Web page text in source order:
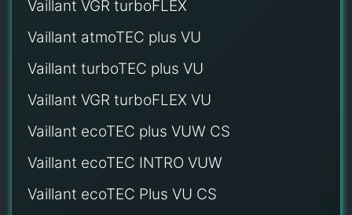
Vaillant VGR turboFLEX
Vaillant atmoTEC plus VU
Vaillant turboTEC plus VU
Vaillant VGR turboFLEX VU
Vaillant ecoTEC plus VUW CS
Vaillant ecoTEC INTRO VUW
Vaillant ecoTEC Plus VU CS